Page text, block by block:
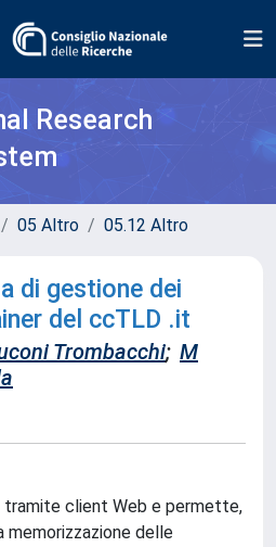
Research
05 Altro 05.12 Altro
di gestione dei
del ccTLD .it
Trombacchi; M
client Web e permette,
memorizzazione delle